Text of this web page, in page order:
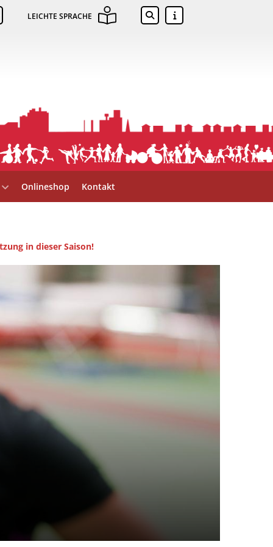
LEICHTE SPRACHE
Onlineshop Kontakt
in dieser Saison!